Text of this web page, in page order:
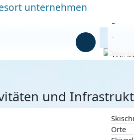
unternehmen
Anzeige
-
-
und
Orte